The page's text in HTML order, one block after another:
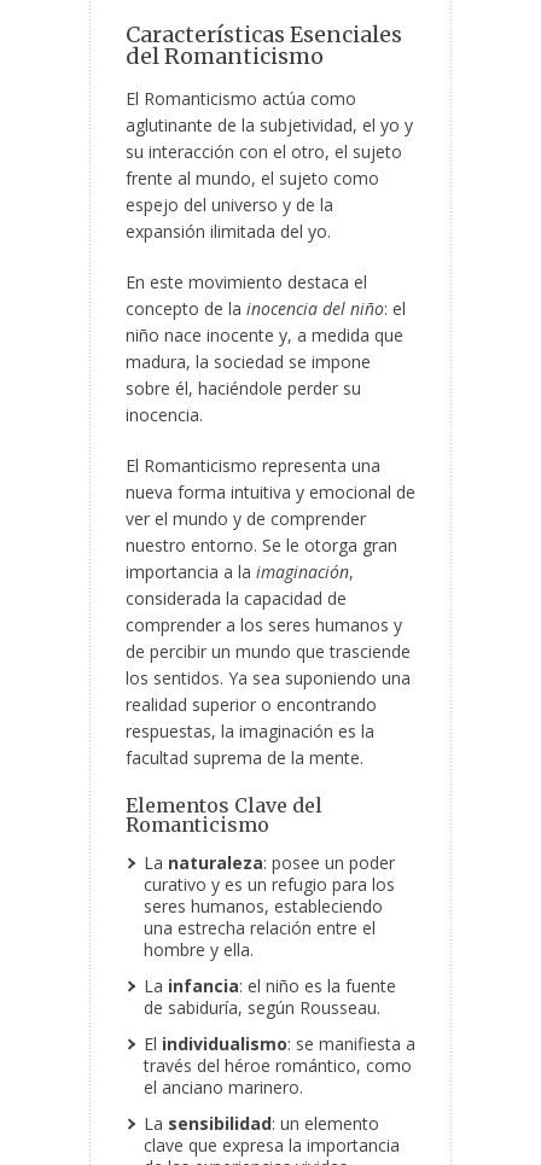
Características Esenciales
del Romanticismo
El Romanticismo actúa como
aglutinante de la subjetividad, el yo y
su interacción con el otro, el sujeto
frente al mundo, el sujeto como
espejo del universo y de la
expansión ilimitada del yo.
En este movimiento destaca el
concepto de la inocencia del niño: el
niño nace inocente y, a medida que
madura, la sociedad se impone
sobre él, haciéndole perder su
inocencia.
El Romanticismo representa una
nueva forma intuitiva y emocional de
ver el mundo y de comprender
nuestro entorno. Se le otorga gran
importancia a la imaginación,
considerada la capacidad de
comprender a los seres humanos y
de percibir un mundo que trasciende
los sentidos. Ya sea suponiendo una
realidad superior o encontrando
respuestas, la imaginación es la
facultad suprema de la mente.
Elementos Clave del
Romanticismo
La naturaleza: posee un poder
curativo y es un refugio para los
seres humanos, estableciendo
una estrecha relación entre el
hombre y ella.
La infancia: el niño es la fuente
de sabiduría, según Rousseau.
El individualismo: se manifiesta a
través del héroe romántico, como
el anciano marinero.
La sensibilidad: un elemento
clave que expresa la importancia